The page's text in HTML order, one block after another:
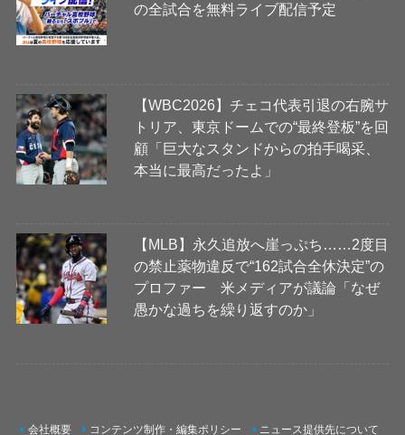
の全試合を無料ライブ配信予定
【WBC2026】チェコ代表引退の右腕サ
トリア、東京ドームでの“最終登板”を回
顧「巨大なスタンドからの拍手喝采、
本当に最高だったよ」
【MLB】永久追放へ崖っぷち……2度目
の禁止薬物違反で“162試合全休決定”の
プロファー 米メディアが議論「なぜ
愚かな過ちを繰り返すのか」
会社概要 コンテンツ制作・編集ポリシー ニュース提供先について